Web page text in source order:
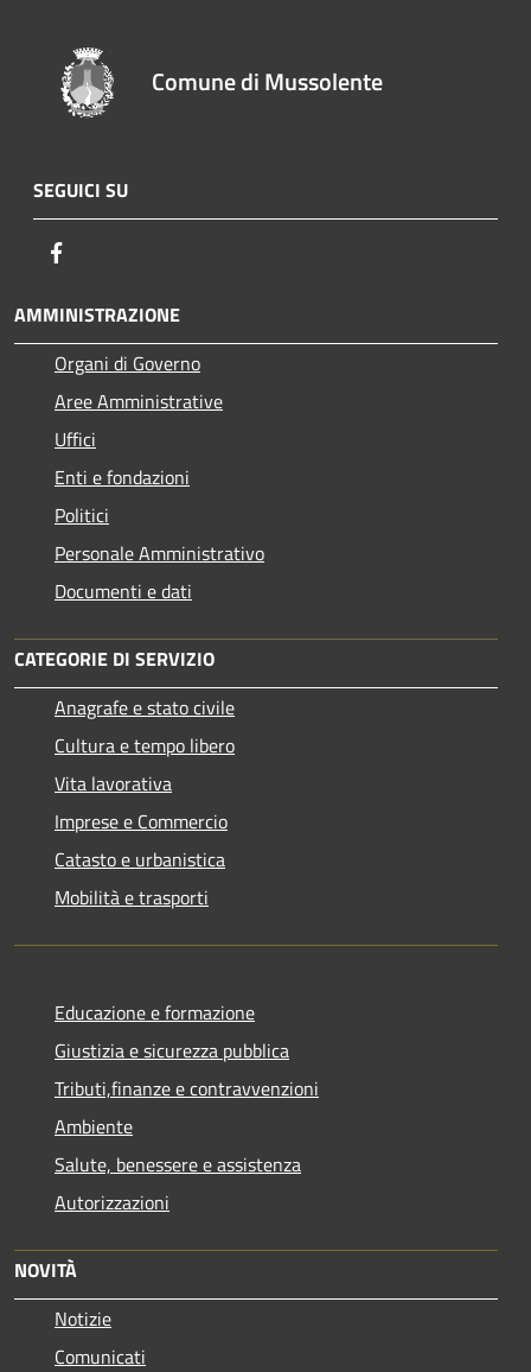
Comune di Mussolente
SEGUICI SU
AMMINISTRAZIONE
Organi di Governo
Aree Amministrative
Uffici
Enti e fondazioni
Politici
Personale Amministrativo
Documenti e dati
CATEGORIE DI SERVIZIO
Anagrafe e stato civile
Cultura e tempo libero
Vita lavorativa
Imprese e Commercio
Catasto e urbanistica
Mobilità e trasporti
Educazione e formazione
Giustizia e sicurezza pubblica
Tributi,finanze e contravvenzioni
Ambiente
Salute, benessere e assistenza
Autorizzazioni
NOVITÀ
Notizie
Comunicati